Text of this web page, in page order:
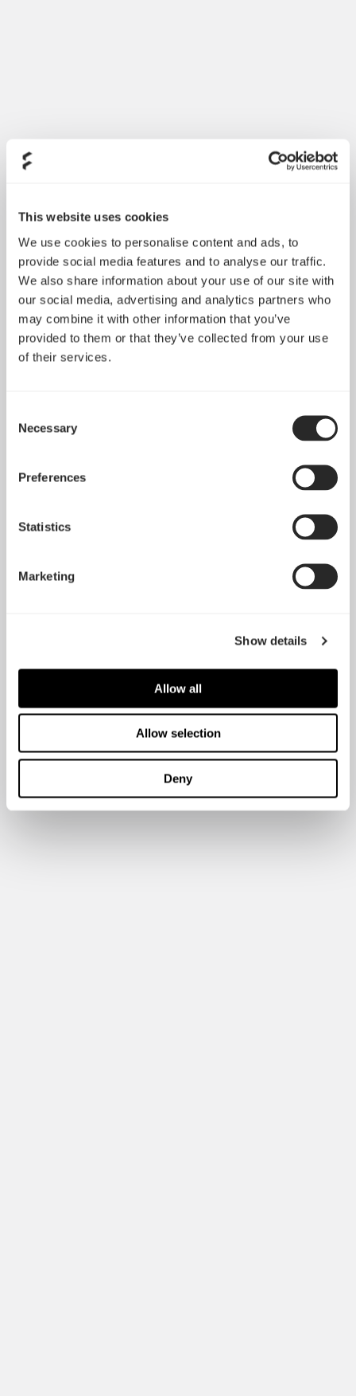
This website uses cookies
We use cookies to personalise content and ads, to
provide social media features and to analyse our traffic.
We also share information about your use of our site with
our social media, advertising and analytics partners who
may combine it with other information that you’ve
provided to them or that they’ve collected from your use
of their services.
Selection
Necessary
Preferences
Statistics
Marketing
Show details
Allow all
Allow selection
Deny